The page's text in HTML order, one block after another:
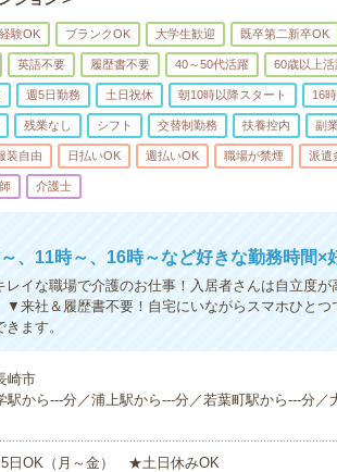
験OK ブランクOK 大学生歓迎 既卒第二新卒OK
英語不要 履歴書不要 40～50代活躍 60歳以上活
週5日勤務 土日祝休 朝10時以降スタート 16
残業なし シフト 交替制勤務 扶養控内 副
装自由 日払いOK 週払いOK 職場が禁煙 派遣
介護士
、11時～、16時～など好きな勤務時間×
イな職場で介護のお仕事！入居者さんは自立度
▼来社＆履歴書不要！自宅にいながらスマホひと
ます。
崎市
駅から---分／浦上駅から---分／若葉町駅から---分
5日OK（月～金） ★土日休みOK